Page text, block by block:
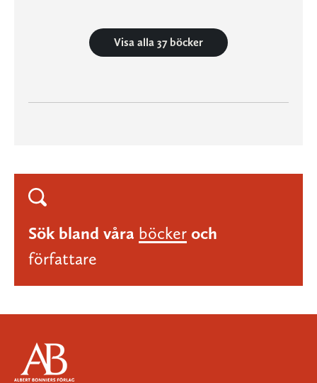
Visa alla 37 böcker
Sök bland våra böcker och
författare